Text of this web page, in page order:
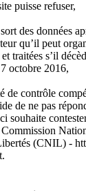
puisse refuser,
des données
qu’il peut
traitées s’il
octobre 2016,
de contrôle
de ne pas
souhaite
(CNIL) -